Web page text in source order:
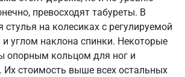
превосходят табуреты. В
на колесиках с регулируемой
углом наклона спинки. Некоторые
опорным кольцом для ног и
Их стоимость выше всех остальных